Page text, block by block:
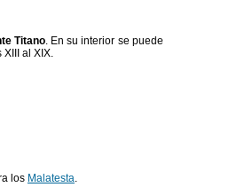
Titano. En su interior se puede
al XIX.
los Malatesta.